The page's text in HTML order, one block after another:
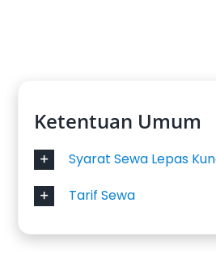
Ketentuan Umum
Syarat Sewa Lepas
Tarif Sewa